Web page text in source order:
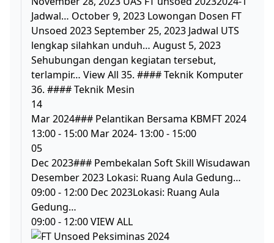
Jadwal… October 9, 2023 Lowongan Dosen FT
Unsoed 2023 September 25, 2023 Jadwal UTS
lengkap silahkan unduh… August 5, 2023
Sehubungan dengan kegiatan tersebut,
terlampir… View All 35. #### Teknik Komputer
36. #### Teknik Mesin
14
Mar 2024### Pelantikan Bersama KBMFT 2024
13:00 - 15:00 Mar 2024- 13:00 - 15:00
05
Dec 2023### Pembekalan Soft Skill Wisudawan
Desember 2023 Lokasi: Ruang Aula Gedung…
09:00 - 12:00 Dec 2023Lokasi: Ruang Aula
Gedung…
09:00 - 12:00 VIEW ALL